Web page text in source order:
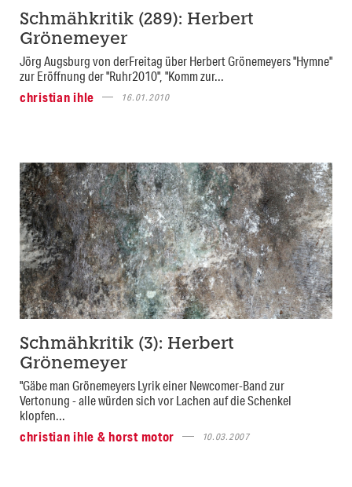
Schmähkritik (289): Herbert
Grönemeyer
Jörg Augsburg von derFreitag über Herbert Grönemeyers "Hymne"
zur Eröffnung der "Ruhr2010", "Komm zur...
christian ihle
16.01.2010
Schmähkritik (3): Herbert
Grönemeyer
"Gäbe man Grönemeyers Lyrik einer Newcomer-Band zur
Vertonung - alle würden sich vor Lachen auf die Schenkel
klopfen...
christian ihle & horst motor
10.03.2007